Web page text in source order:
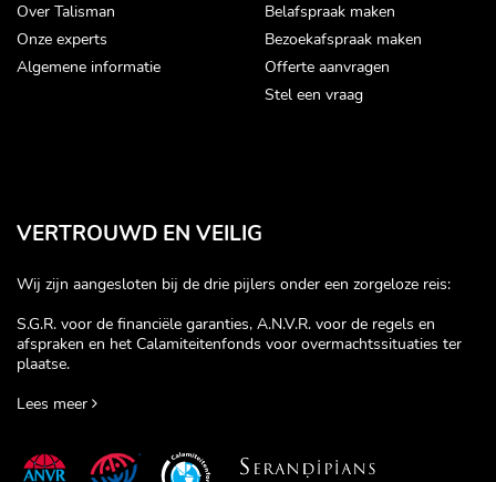
Over Talisman
Onze experts
Algemene informatie
Belafspraak maken
Bezoekafspraak maken
Offerte aanvragen
Stel een vraag
VERTROUWD EN VEILIG
Wij zijn aangesloten bij de drie pijlers onder een zorgeloze reis:
S.G.R. voor de financiële garanties, A.N.V.R. voor de regels en
afspraken en het Calamiteitenfonds voor overmachtssituaties ter
plaatse.
Lees meer